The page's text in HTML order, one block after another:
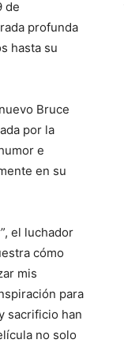
de
profunda
hasta su
Bruce
por la
e
en su
el luchador
cómo
mis
para
sacrificio han
no solo